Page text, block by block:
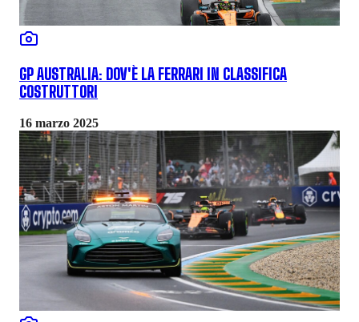
GP AUSTRALIA: DOV'È LA FERRARI IN CLASSIFICA
COSTRUTTORI
16 marzo 2025